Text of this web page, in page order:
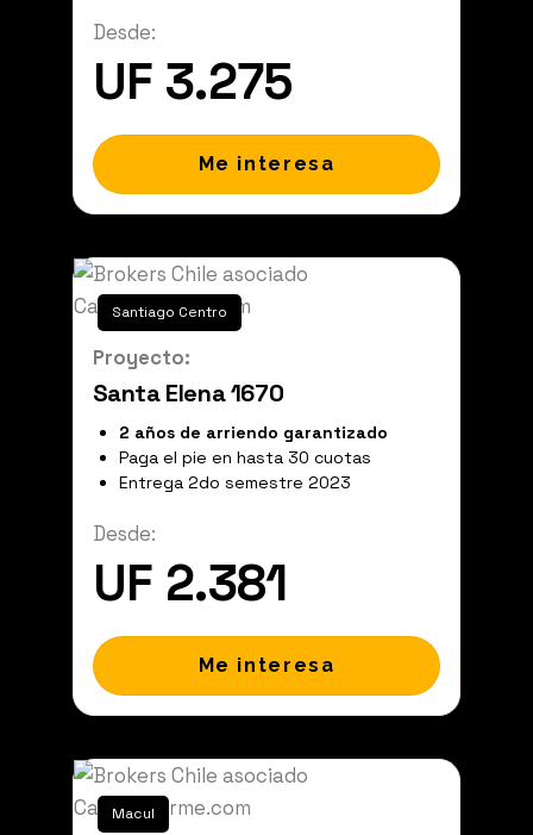
Desde:
UF 3.275
Me interesa
Santiago Centro
Proyecto:
Santa Elena 1670
2 años de arriendo garantizado
Paga el pie en hasta 30 cuotas
Entrega 2do semestre 2023
Desde:
UF 2.381
Me interesa
Macul